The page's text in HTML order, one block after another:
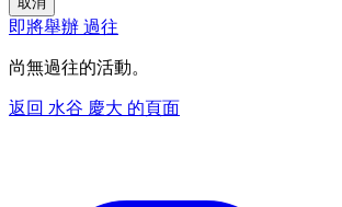
即將舉辦 過往
尚無過往的活動。
返回 水谷 慶大 的頁面